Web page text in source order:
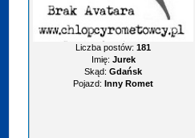
Liczba postów:181
Imię: Jurek
Skąd: Gdańsk
Pojazd: Inny Romet